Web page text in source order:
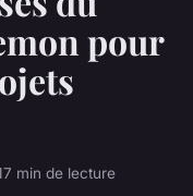
pour
7 min de lecture